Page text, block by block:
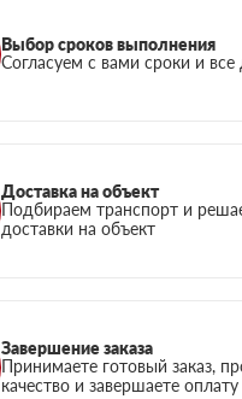
Выбор сроков выполнения
Согласуем с вами сроки и все
Доставка на объект
Подбираем транспорт и
доставки на объект
Завершение заказа
Принимаете готовый заказ,
качество и завершаете оплату